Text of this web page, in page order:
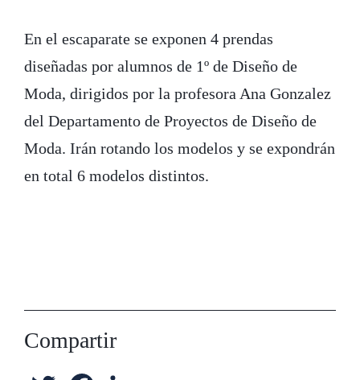
En el escaparate se exponen 4 prendas
diseñadas por alumnos de 1º de Diseño de
Moda, dirigidos por la profesora Ana Gonzalez
del Departamento de Proyectos de Diseño de
Moda. Irán rotando los modelos y se expondrán
en total 6 modelos distintos.
Compartir